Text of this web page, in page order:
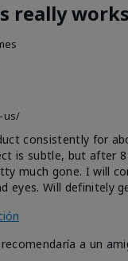
really works
us/
consistently for
is subtle, but after
much gone. I will
eyes. Will definitely
recomendaría a un